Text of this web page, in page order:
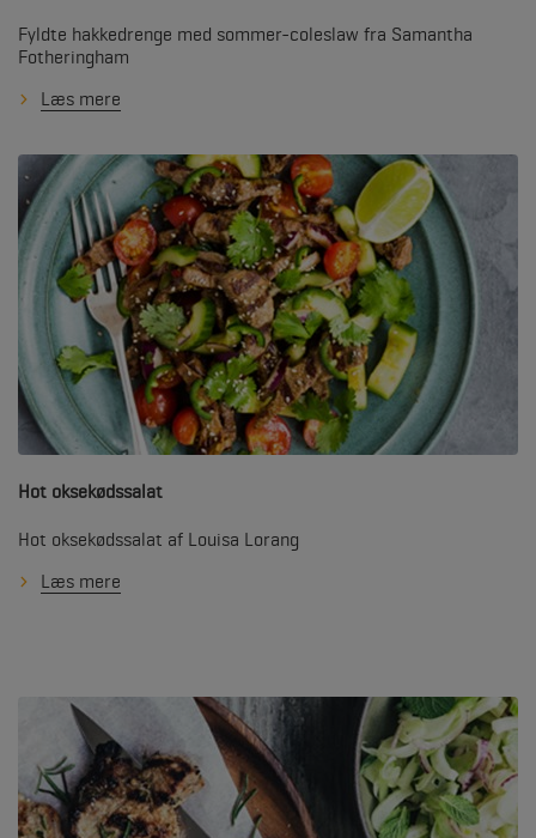
Fyldte hakkedrenge med sommer-coleslaw fra Samantha
Fotheringham
Læs mere
Hot oksekødssalat
Hot oksekødssalat af Louisa Lorang
Læs mere